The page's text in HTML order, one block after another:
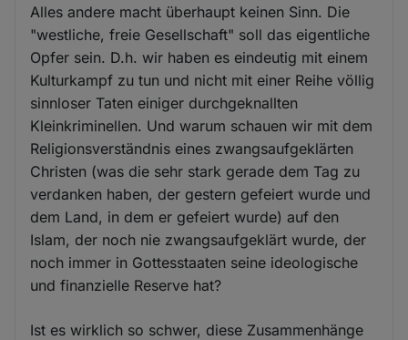
Alles andere macht überhaupt keinen Sinn. Die
"westliche, freie Gesellschaft" soll das eigentliche
Opfer sein. D.h. wir haben es eindeutig mit einem
Kulturkampf zu tun und nicht mit einer Reihe völlig
sinnloser Taten einiger durchgeknallten
Kleinkriminellen. Und warum schauen wir mit dem
Religionsverständnis eines zwangsaufgeklärten
Christen (was die sehr stark gerade dem Tag zu
verdanken haben, der gestern gefeiert wurde und
dem Land, in dem er gefeiert wurde) auf den
Islam, der noch nie zwangsaufgeklärt wurde, der
noch immer in Gottesstaaten seine ideologische
und finanzielle Reserve hat?
Ist es wirklich so schwer, diese Zusammenhänge